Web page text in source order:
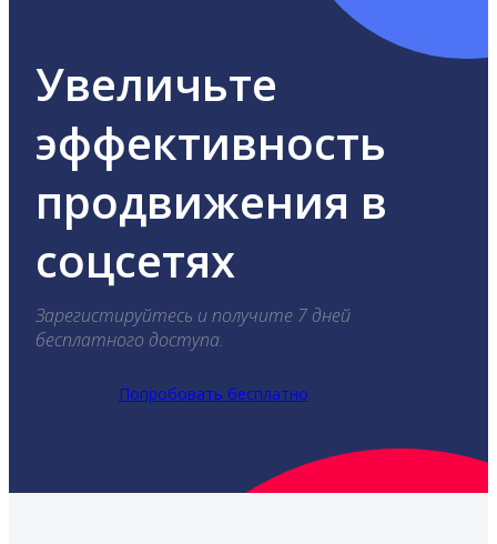
Увеличьте
эффективность
продвижения в
соцсетях
Зарегистируйтесь и получите 7 дней
бесплатного доступа.
Попробовать бесплатно